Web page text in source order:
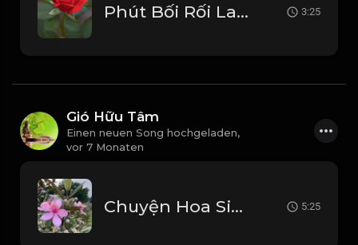
Phút Bối Rối Lam Trường_1768203785385 3:25
Gió Hữu Tâm
Einen neuen Song hochgeladen,
vor 7 Monaten
Chuyện Hoa Sim - Đan Nguyên_1768202360495 5:25